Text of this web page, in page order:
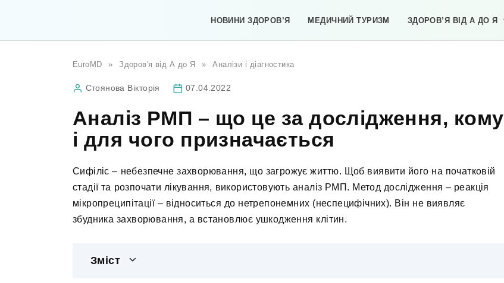
НОВИНИ ЗДОРОВ’Я МЕДИЧНИЙ ТУРИЗМ ЗДОРОВ’Я ВІД А ДО Я
EuroMD » Здоров'я від А до Я » Аналізи і діагностика
Стоянова Вікторія 07.04.2022
Аналіз РМП – що це за дослідження, кому
і для чого призначається
Сифіліс – небезпечне захворювання, що загрожує життю. Щоб виявити його на початковій
стадії та розпочати лікування, використовують аналіз РМП. Метод дослідження – реакція
мікропреципітації – відноситься до нетрепонемних (неспецифічних). Він не виявляє
збудника захворювання, а встановлює ушкодження клітин.
Зміст